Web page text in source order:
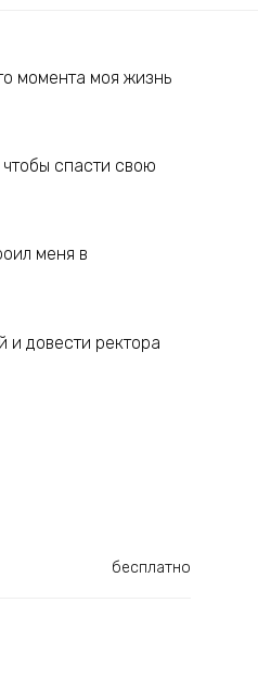
момента моя жизнь
спасти свою
меня в
и довести ректора
бесплатно